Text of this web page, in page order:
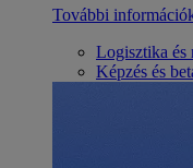
További
Logisztika és
Képzés és